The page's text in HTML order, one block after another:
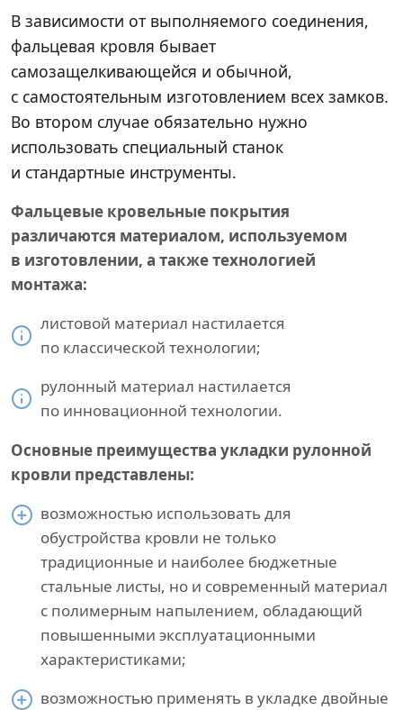
В зависимости от выполняемого соединения,
фальцевая кровля бывает
самозащелкивающейся и обычной,
с самостоятельным изготовлением всех замков.
Во втором случае обязательно нужно
использовать специальный станок
и стандартные инструменты.
Фальцевые кровельные покрытия
различаются материалом, используемом
в изготовлении, а также технологией
монтажа:
листовой материал настилается
по классической технологии;
рулонный материал настилается
по инновационной технологии.
Основные преимущества укладки рулонной
кровли представлены:
возможностью использовать для
обустройства кровли не только
традиционные и наиболее бюджетные
стальные листы, но и современный материал
с полимерным напылением, обладающий
повышенными эксплуатационными
характеристиками;
возможностью применять в укладке двойные